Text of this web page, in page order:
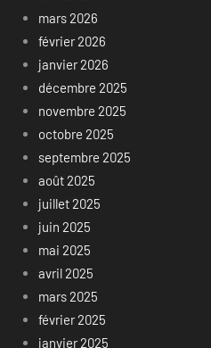
mars 2026
février 2026
janvier 2026
décembre 2025
novembre 2025
octobre 2025
septembre 2025
août 2025
juillet 2025
juin 2025
mai 2025
avril 2025
mars 2025
février 2025
janvier 2025